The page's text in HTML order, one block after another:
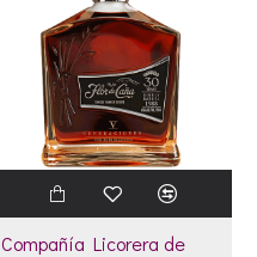
Compañía Licorera de